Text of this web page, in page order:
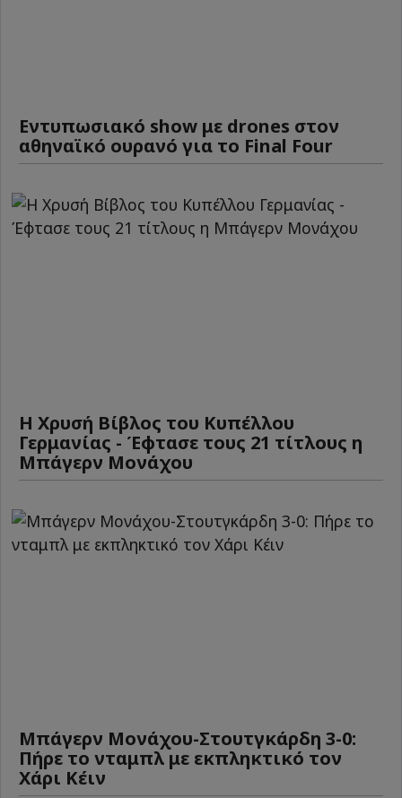
Εντυπωσιακό show με drones στον
αθηναϊκό ουρανό για το Final Four
Η Χρυσή Βίβλος του Κυπέλλου
Γερμανίας - Έφτασε τους 21 τίτλους η
Μπάγερν Μονάχου
Μπάγερν Μονάχου-Στουτγκάρδη 3-0:
Πήρε το νταμπλ με εκπληκτικό τον
Χάρι Κέιν